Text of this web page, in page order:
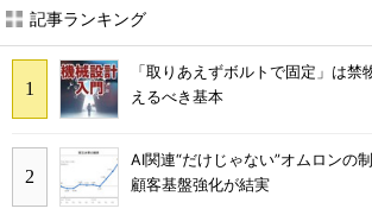
記事ランキング
「取りあえずボルトで固定」は
えるべき基本
AI関連“だけじゃない”オムロンの
顧客基盤強化が結実